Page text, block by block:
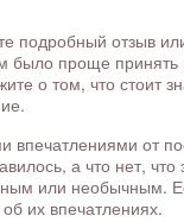
подробный отзыв
было проще
о том, что стоит
впечатлениями от
а что нет, что
или необычным.
их впечатлениях.